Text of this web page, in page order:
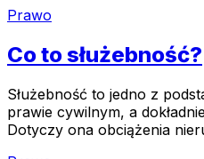
Prawo
Co to służebność?
Służebność to jedno z
prawie cywilnym, a
Dotyczy ona obciążenia